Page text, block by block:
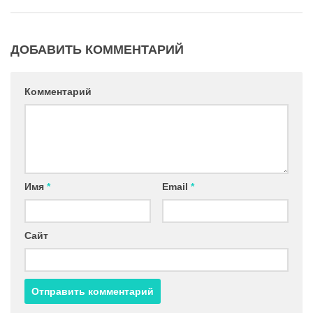
ДОБАВИТЬ КОММЕНТАРИЙ
Комментарий
Имя * Email *
Сайт